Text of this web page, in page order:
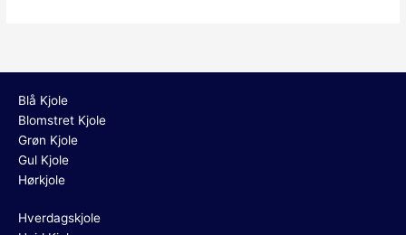
Blå Kjole
Blomstret Kjole
Grøn Kjole
Gul Kjole
Hørkjole
Hverdagskjole